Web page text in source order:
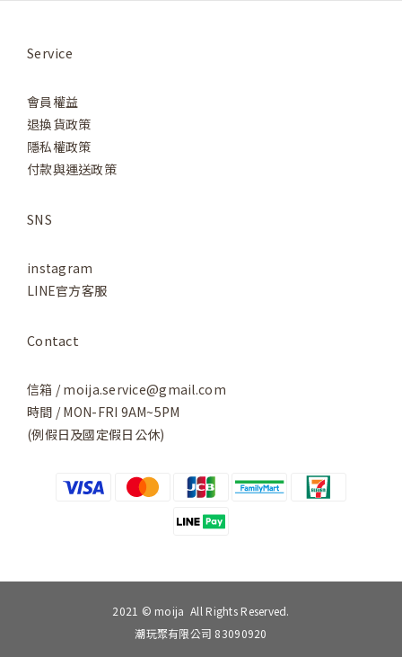
Service
會員權益
退換貨政策
隱私權政策
付款與運送政策
SNS
instagram
LINE官方客服
Contact
信箱 / moija.service@gmail.com
時間 / MON-FRI 9AM~5PM
(例假日及國定假日公休)
2021 © moija All Rights Reserved.
潮玩聚有限公司 83090920